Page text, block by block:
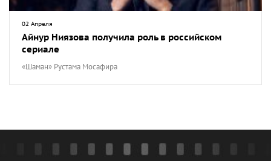
02 Апреля
Айнур Ниязова получила роль в российском
сериале
«Шаман» Рустама Мосафира